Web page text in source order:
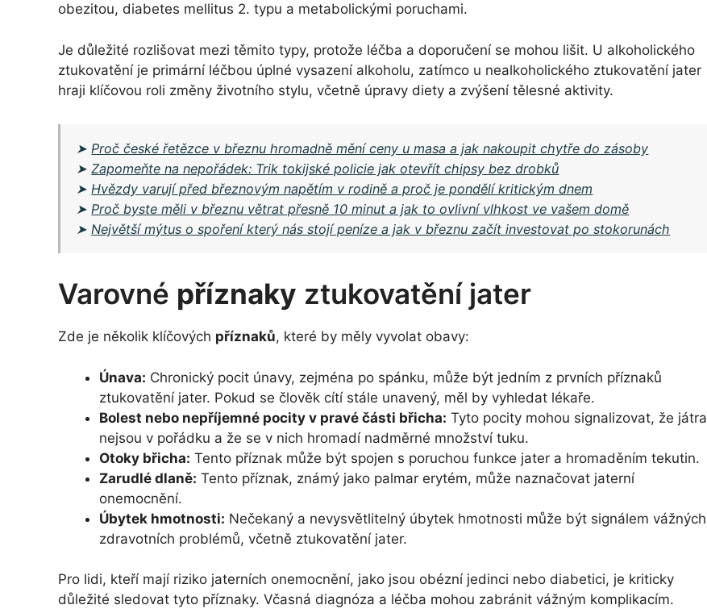
obezitou, diabetes mellitus 2. typu a metabolickými poruchami.
Je důležité rozlišovat mezi těmito typy, protože léčba a doporučení se mohou lišit. U alkoholického
ztukovatění je primární léčbou úplné vysazení alkoholu, zatímco u nealkoholického ztukovatění jater
hraji klíčovou roli změny životního stylu, včetně úpravy diety a zvýšení tělesné aktivity.
➤ Proč české řetězce v březnu hromadně mění ceny u masa a jak nakoupit chytře do zásoby
➤Zapomeňte na nepořádek: Trik tokijské policie jak otevřít chipsy bez drobků
➤ Hvězdy varují před březnovým napětím v rodině a proč je pondělí kritickým dnem
➤ Proč byste měli v březnu větrat přesně 10 minut a jak to ovlivní vlhkost ve vašem domě
➤ Největší mýtus o spoření který nás stojí peníze a jak v březnu začít investovat po stokorunách
Varovné příznaky ztukovatění jater
Zde je několik klíčových příznaků, které by měly vyvolat obavy:
Únava: Chronický pocit únavy, zejména po spánku, může být jedním z prvních příznaků
ztukovatění jater. Pokud se člověk cítí stále unavený, měl by vyhledat lékaře.
Bolest nebo nepříjemné pocity v pravé části břicha: Tyto pocity mohou signalizovat, že játra
nejsou v pořádku a že se v nich hromadí nadměrné množství tuku.
Otoky břicha: Tento příznak může být spojen s poruchou funkce jater a hromaděním tekutin.
Zarudlé dlaně: Tento příznak, známý jako palmar erytém, může naznačovat jaterní
onemocnění.
Úbytek hmotnosti: Nečekaný a nevysvětlitelný úbytek hmotnosti může být signálem vážných
zdravotních problémů, včetně ztukovatění jater.
Pro lidi, kteří mají riziko jaterních onemocnění, jako jsou obézní jedinci nebo diabetici, je kriticky
důležité sledovat tyto příznaky. Včasná diagnóza a léčba mohou zabránit vážným komplikacím.